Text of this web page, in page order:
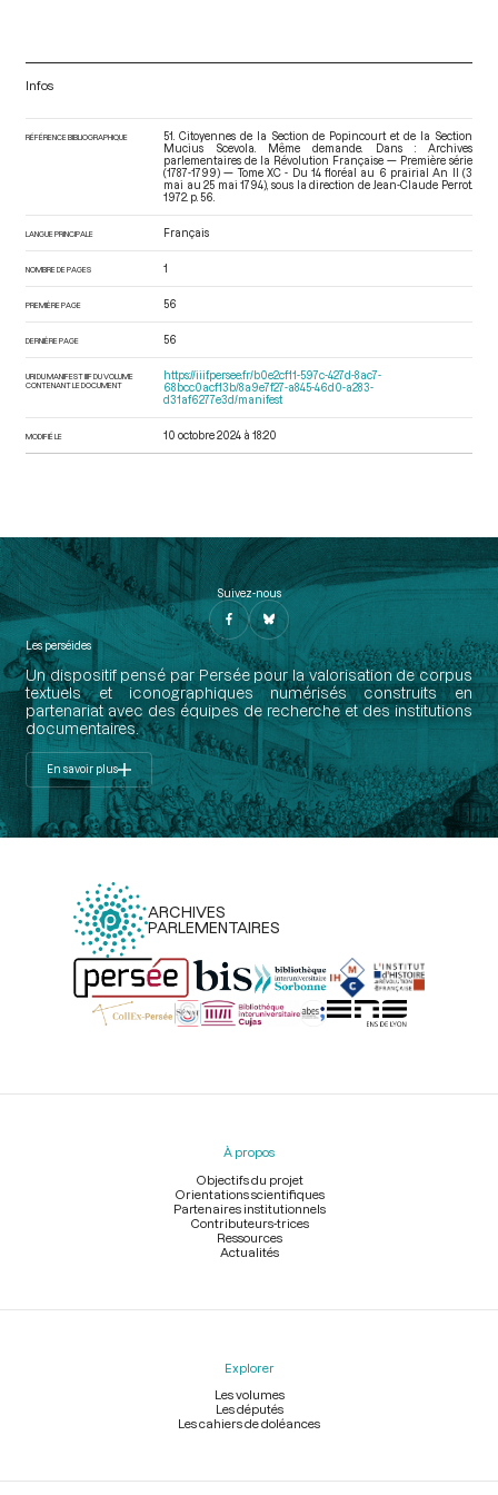
Infos
RÉFÉRENCE BIBLIOGRAPHIQUE
51. Citoyennes de la Section de Popincourt et de la Section
Mucius Scevola. Même demande. Dans : Archives
parlementaires de la Révolution Française — Première série
(1787-1799) — Tome XC - Du 14 floréal au 6 prairial An II (3
mai au 25 mai 1794) , sous la direction de Jean-Claude Perrot.
1972. p. 56.
LANGUE PRINCIPALE Français
NOMBRE DE PAGES 1
PREMIÈRE PAGE 56
DERNIÈRE PAGE 56
URI DU MANIFEST IIIF DU VOLUME
CONTENANT LE DOCUMENT
https://iiif.persee.fr/b0e2cf11-597c-427d-8ac7-
68bcc0acf13b/8a9e7f27-a845-46d0-a283-
d31af6277e3d/manifest
MODIFIÉ LE 10 octobre 2024 à 18:20
Suivez-nous
Les perséides
Un dispositif pensé par Persée pour la valorisation de corpus
textuels et iconographiques numérisés construits en
partenariat avec des équipes de recherche et des institutions
documentaires.
En savoir plus
ARCHIVES
PARLEMENTAIRES
Menu
À propos
Objectifs du projet
Orientations scientifiques
Partenaires institutionnels
Contributeurs-trices
Ressources
Actualités
Explorer
Les volumes
Les députés
Les cahiers de doléances